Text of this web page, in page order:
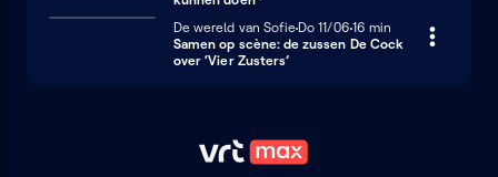
De wereld van SofieDonderdag 11 juni
Do 11/06 16 minuten
16 min
Samen op scène: de zussen De Cock
over ‘Vier Zusters’